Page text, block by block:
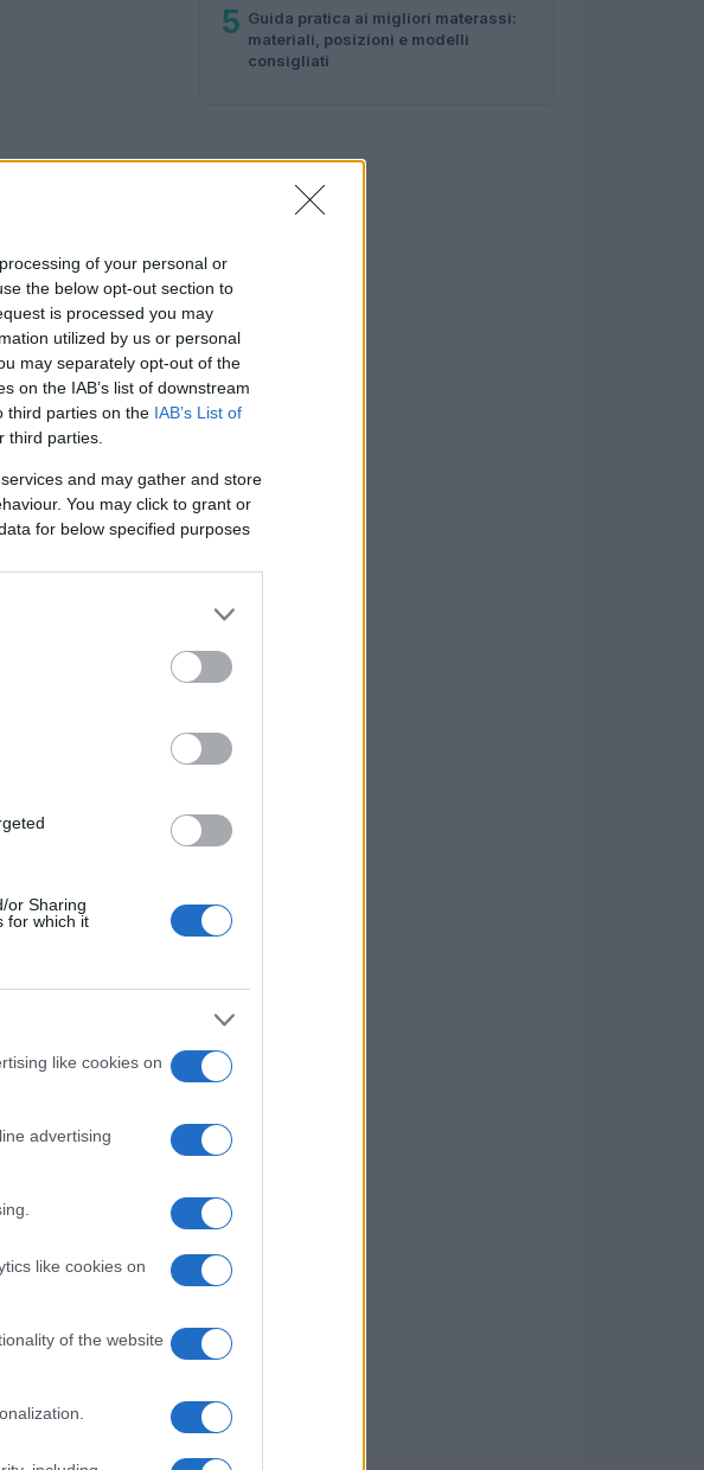
of your personal or
the below opt-out section to
is processed you may
utilized by us or personal
may separately opt-out of the
on the IAB’s list of downstream
third parties on the IAB’s List of
third parties.
and may gather and store
You may click to grant or
for below specified purposes
or Sharing
for which it
like cookies on
advertising
like cookies on
of the website
soci
, ha
ed è
è
dipinti,
poi con
come
5 Guida pratica ai migliori materassi:
materiali, posizioni e modelli
consigliati